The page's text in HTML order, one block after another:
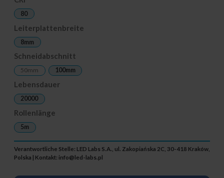
80
Leiterplattenbreite
8mm
Schneidabschnitt
50mm 100mm
Lebensdauer
20000
Rollenlänge
5m
Verantwortliche Stelle: LED Labs S.A., ul. Zakopiańska 2C, 30-418 Kraków,
Polska | Kontakt: info@led-labs.pl